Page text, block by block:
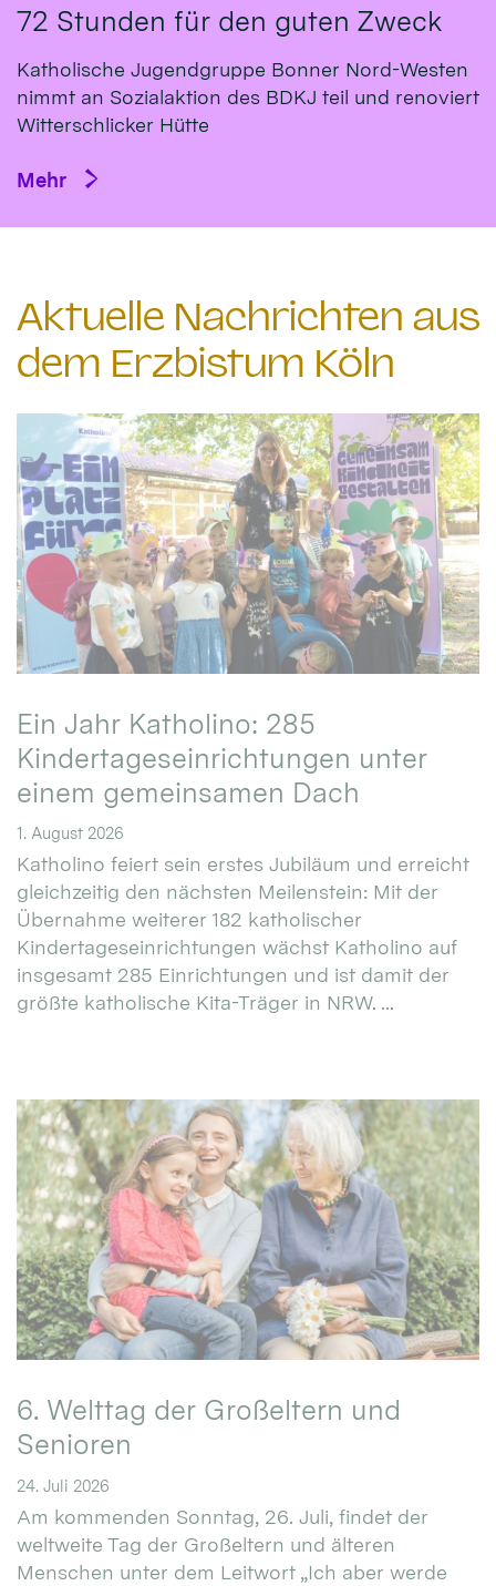
72 Stunden für den guten Zweck
Katholische Jugendgruppe Bonner Nord-Westen
nimmt an Sozialaktion des BDKJ teil und renoviert
Witterschlicker Hütte
Mehr
Aktuelle Nachrichten aus
dem Erzbistum Köln
Ein Jahr Katholino: 285
Kindertageseinrichtungen unter
einem gemeinsamen Dach
1. August 2026
Katholino feiert sein erstes Jubiläum und erreicht
gleichzeitig den nächsten Meilenstein: Mit der
Übernahme weiterer 182 katholischer
Kindertageseinrichtungen wächst Katholino auf
insgesamt 285 Einrichtungen und ist damit der
größte katholische Kita-Träger in NRW. ...
6. Welttag der Großeltern und
Senioren
24. Juli 2026
Am kommenden Sonntag, 26. Juli, findet der
weltweite Tag der Großeltern und älteren
Menschen unter dem Leitwort „Ich aber werde